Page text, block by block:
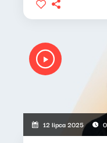
12 lipca 2025